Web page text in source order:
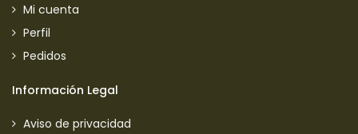
Mi cuenta
Perfil
Pedidos
Información Legal
Aviso de privacidad